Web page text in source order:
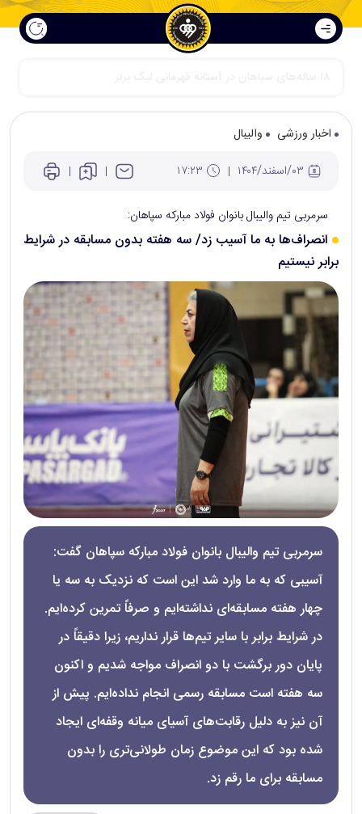
اخبار ورزشی
والیبال
سرمربی تیم والیبال بانوان فولاد مبارکه سپاهان:
انصراف‌ها به ما آسیب زد/ سه هفته بدون مسابقه در شرایط
برابر نیستیم
سرمربی تیم والیبال بانوان فولاد مبارکه سپاهان گفت:
آسیبی که به ما وارد شد این است که نزدیک به سه یا
چهار هفته مسابقه‌ای نداشته‌ایم و صرفاً تمرین کرده‌ایم.
در شرایط برابر با سایر تیم‌ها قرار نداریم، زیرا دقیقاً در
پایان دور برگشت با دو انصراف مواجه شدیم و اکنون
سه هفته است مسابقه رسمی انجام نداده‌ایم. پیش از
آن نیز به دلیل رقابت‌های آسیای میانه وقفه‌ای ایجاد
شده بود که این موضوع زمان طولانی‌تری را بدون
مسابقه برای ما رقم زد.